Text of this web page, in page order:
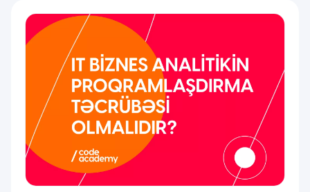
görə də 2D motion dizayn son illərin ən sürətlə inkişaf
edən yaradıcılıq sahələrindən birinə çevrilib.